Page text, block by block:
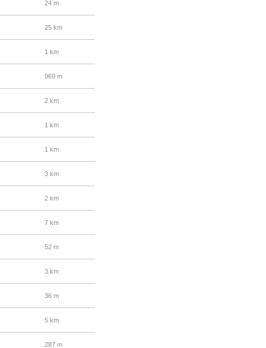
24 m
25 km
1 km
969 m
2 km
1 km
1 km
3 km
2 km
7 km
52 m
3 km
36 m
5 km
287 m